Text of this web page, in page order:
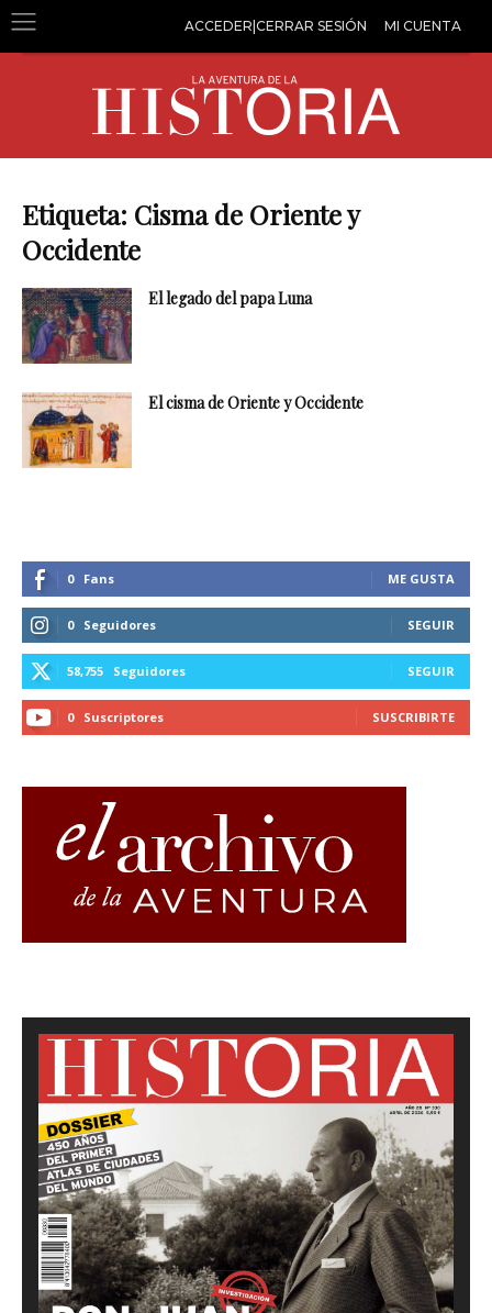
ACCEDER|CERRAR SESIÓN MI CUENTA
Etiqueta: Cisma de Oriente y
Occidente
El legado del papa Luna
El cisma de Oriente y Occidente
0 Fans ME GUSTA
0 Seguidores SEGUIR
58,755 Seguidores SEGUIR
0 Suscriptores SUSCRIBIRTE